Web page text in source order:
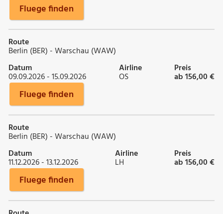
Fluege finden
Route
Berlin (BER) - Warschau (WAW)
Datum
09.09.2026 - 15.09.2026
Airline
OS
Preis
ab 156,00 €
Fluege finden
Route
Berlin (BER) - Warschau (WAW)
Datum
11.12.2026 - 13.12.2026
Airline
LH
Preis
ab 156,00 €
Fluege finden